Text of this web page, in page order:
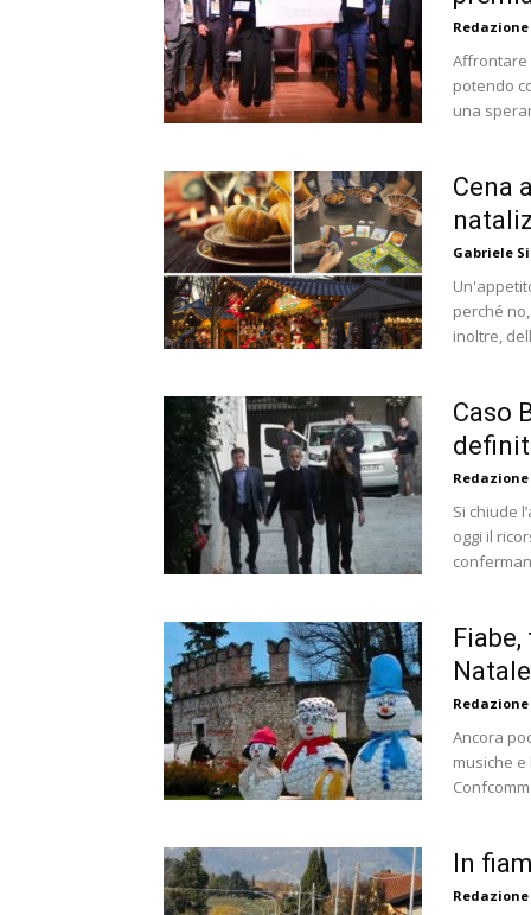
Redazione
Affrontare
potendo
una
Cena
Gabriele
perché
inoltre,
Caso
Si chiude
oggi il
Redazione
Ancora
musiche e
In
Redazione